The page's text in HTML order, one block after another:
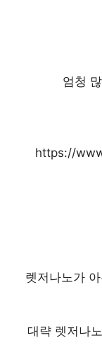
엄청
https://
렛저나노가
대략 렛저나